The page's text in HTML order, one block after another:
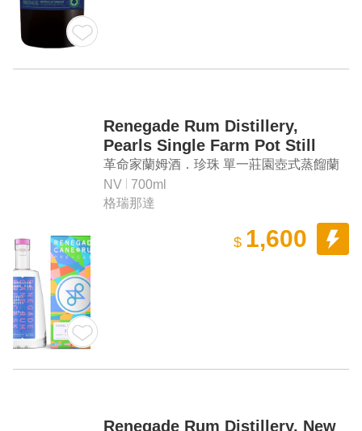
Renegade Rum Distillery,
Pearls Single Farm Pot Still
革命家蘭姆酒．珍珠 單一莊園壺式蒸餾蘭
姆酒
NV
700ml
格瑞那達
$ 1,600
Renegade Rum Distillery, New